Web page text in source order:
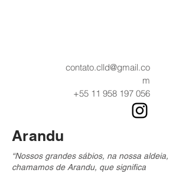
contato.clld@gmail.co
m
+55 11 958 197 056
Arandu
“Nossos grandes sábios, na nossa aldeia,
chamamos de Arandu, que significa